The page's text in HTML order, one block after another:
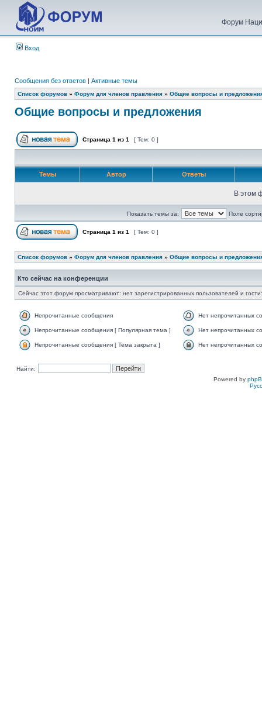
Форум
Вход
Сообщения без ответов | Активные темы
Список форумов » Форум для членов правления » Общие вопросы и
Общие вопросы и предложения
Страница 1 из 1 [ Тем: 0 ]
Темы Автор Ответы
В этом
Показать темы за: Поле
Страница 1 из 1 [ Тем: 0 ]
Список форумов » Форум для членов правления » Общие вопросы и
Кто сейчас на конференции
Сейчас этот форум просматривают: нет зарегистрированных пользователей и
Непрочитанные сообщения Нет непрочитанных
Непрочитанные сообщения [ Популярная тема ] Нет непрочитанных
Непрочитанные сообщения [ Тема закрыта ] Нет непрочитанных
Найти:
Powered by